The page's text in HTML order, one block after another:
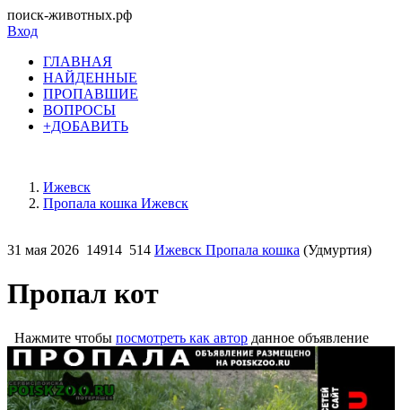
поиск-животных.рф
Вход
ГЛАВНАЯ
НАЙДЕННЫЕ
ПРОПАВШИЕ
ВОПРОСЫ
+ДОБАВИТЬ
Ижевск
Пропала кошка Ижевск
31 мая 2026 14914 514 Ижевск Пропала кошка (Удмуртия)
Пропал кот
Нажмите чтобы посмотреть как автор данное объявление